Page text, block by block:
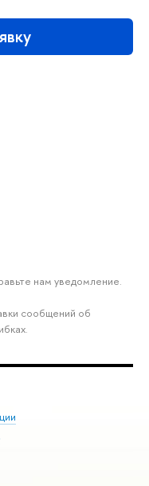
нам уведомление.
сообщений об